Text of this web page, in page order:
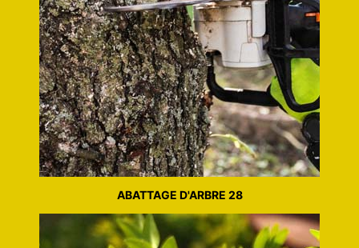
ABATTAGE D'ARBRE 28